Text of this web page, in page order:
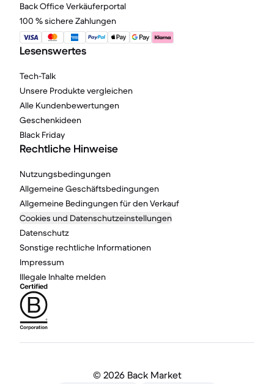
Back Office Verkäuferportal
100 % sichere Zahlungen
Lesenswertes
Tech-Talk
Unsere Produkte vergleichen
Alle Kundenbewertungen
Geschenkideen
Black Friday
Rechtliche Hinweise
Nutzungsbedingungen
Allgemeine Geschäftsbedingungen
Allgemeine Bedingungen für den Verkauf
Cookies und Datenschutzeinstellungen
Datenschutz
Sonstige rechtliche Informationen
Impressum
Illegale Inhalte melden
© 2026 Back Market